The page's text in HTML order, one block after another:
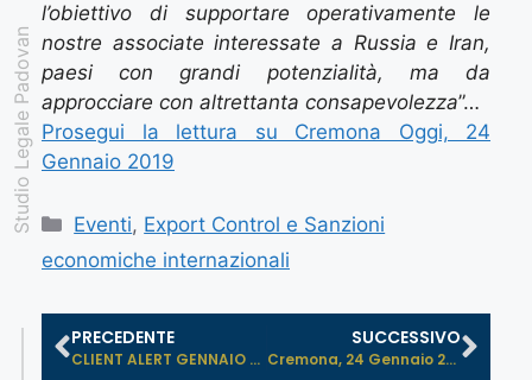
Studio Legale Padovan
l’obiettivo di supportare operativamente le
nostre associate interessate a Russia e Iran,
paesi con grandi potenzialità, ma da
approcciare con altrettanta consapevolezza”…
Prosegui la lettura su Cremona Oggi, 24
Gennaio 2019
Eventi, Export Control e Sanzioni
economiche internazionali
PRECEDENTE
CLIENT ALERT GENNAIO 2019: AGGIORNA...
SUCCESSIVO
Cremona, 24 Gennaio 2019: “Come e...